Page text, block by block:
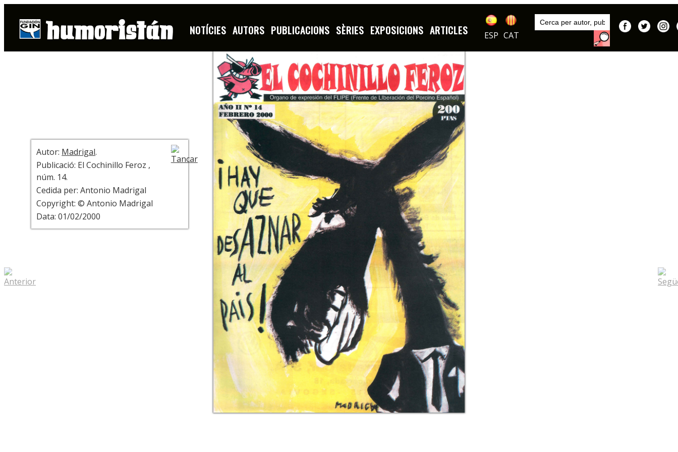
NOTÍCIES AUTORS PUBLICACIONS SÈRIES EXPOSICIONS ARTICLES ESP CAT
Autors
Madrigal
+ INFO
Autor: Madrigal.
Publicació: El Cochinillo Feroz ,
núm. 14.
Cedida per: Antonio Madrigal
Copyright: © Antonio Madrigal
Data: 01/02/2000